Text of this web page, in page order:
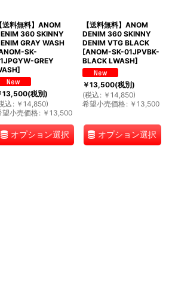
【送料無料】ANOM
360 SKINNY
GRAY WASH
SK-
GREY
]
13,500(税別)
込 : ￥ 14,850)
望小売価格: ￥ 13,500
オプション選択
【送料無料】ANOM
DENIM 360 SKINNY
DENIM VTG BLACK
[ANOM-SK-01JPVBK-
BLACK LWASH]
￥13,500(税別)
(税込 : ￥ 14,850)
希望小売価格: ￥ 13,500
オプション選択